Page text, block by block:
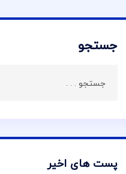
جستجو
پست های اخیر